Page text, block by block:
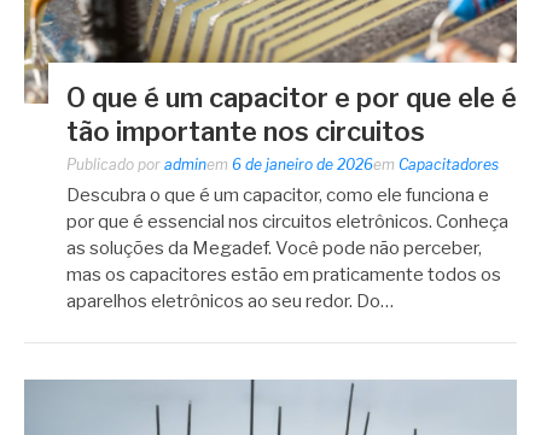
O que é um capacitor e por que ele é
tão importante nos circuitos
Publicado por adminem 6 de janeiro de 2026em Capacitadores
Descubra o que é um capacitor, como ele funciona e
por que é essencial nos circuitos eletrônicos. Conheça
as soluções da Megadef. Você pode não perceber,
mas os capacitores estão em praticamente todos os
aparelhos eletrônicos ao seu redor. Do…